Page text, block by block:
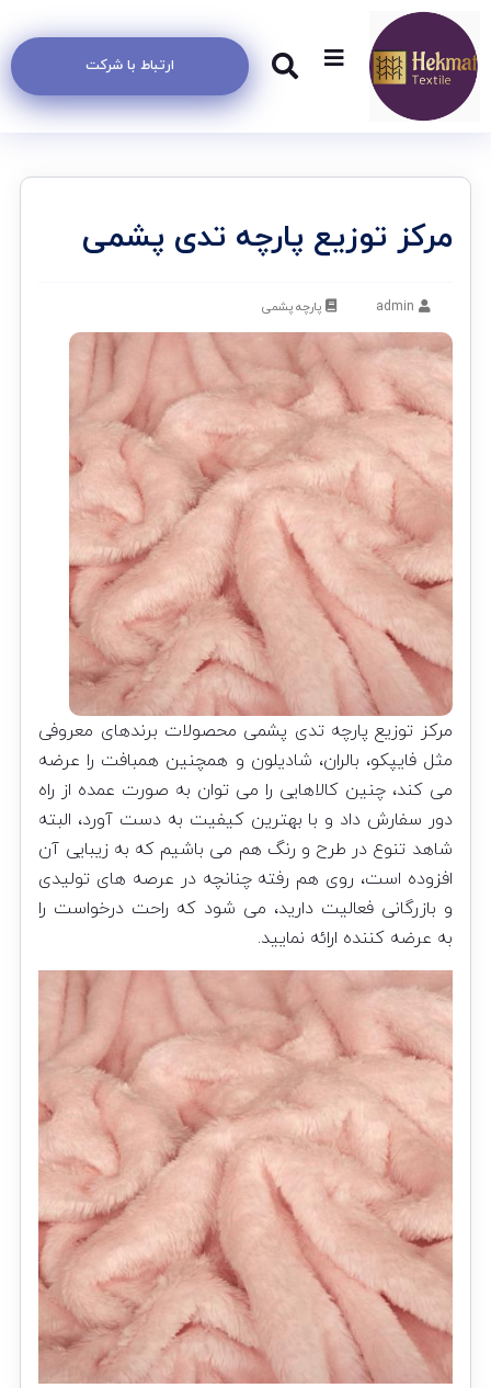
ارتباط با شرکت
مرکز توزیع پارچه تدی پشمی
پارچه پشمی
مرکز توزیع پارچه تدی پشمی محصولات برندهای معروفی
مثل فایپکو، بالران، شادیلون و همچنین همبافت را عرضه
می کند، چنین کالاهایی را می توان به صورت عمده از راه
دور سفارش داد و با بهترین کیفیت به دست آورد، البته
شاهد تنوع در طرح و رنگ هم می باشیم که به زیبایی آن
افزوده است، روی هم رفته چنانچه در عرصه های تولیدی
و بازرگانی فعالیت دارید، می شود که راحت درخواست را
به عرضه کننده ارائه نمایید.